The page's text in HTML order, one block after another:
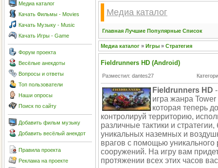
Медиа каталог
Качать Фильмы - Movies
Качать Музыку - Music
Качать Игры - Game
Форум проекта
Весёлые анекдоты
Вопросы и ответы
Топ пользователи
Наши опросы
Поиск по сайту
Добавить фильм музыку
Добавить весёлый анекдот
Правила проекта
Реклама на проекте
Медиа каталог
Главная Лучшие Популярные Список
Медиа каталог » Игры » Стратегия
Fieldrunners HD (Android)
Разместил: dantes27
Fieldrunners HD
игра жанра
которая теперь
контролируй территорию,
различные тактики и
уникальных наземных и
врагов с помощью
сооружений. На игру вам
протяжении всех этих часов